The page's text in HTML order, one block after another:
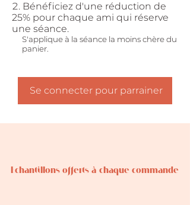
Bénéficiez d'une réduction de
25% pour chaque ami qui réserve
une séance.
S'applique à la séance la moins chère du
panier.
Se connecter pour parrainer
Echantillons offerts à chaque commande